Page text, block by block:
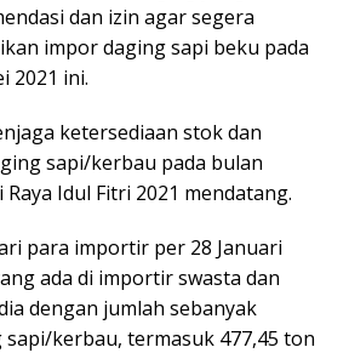
dan izin agar segera
impor daging sapi beku pada
2021 ini.
ketersediaan stok dan
sapi/kerbau pada bulan
Idul Fitri 2021 mendatang.
para importir per 28 Januari
ada di importir swasta dan
dengan jumlah sebanyak
sapi/kerbau, termasuk 477,45 ton